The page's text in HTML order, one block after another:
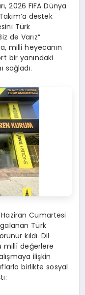
2026 FIFA Dünya
destek
Türk
de Varız”
milli heyecanın
bir yanındaki
sağladı.
Haziran Cumartesi
Türk
kıldı. Dil
millî değerlere
ilişkin
birlikte sosyal